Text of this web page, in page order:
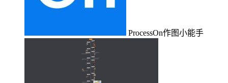
ProcessOn作图小能手